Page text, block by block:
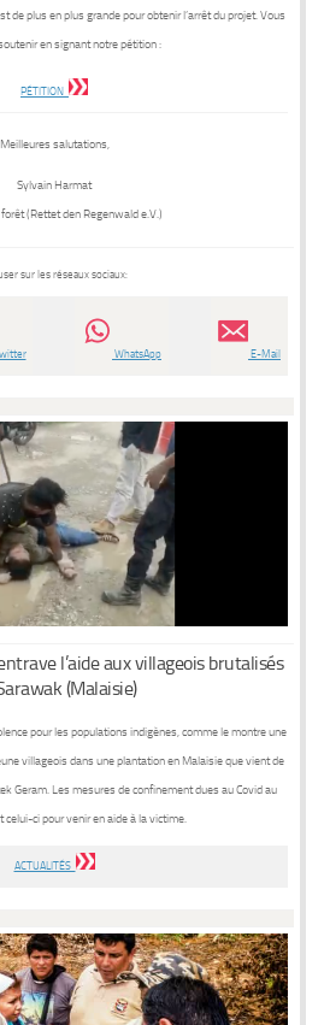
de plus en plus grandepour obtenir l’arrêt du projet. Vous
en signant notre pétition :
PÉTITION
Meilleures salutations,
Sylvain Harmat
(Rettet den Regenwald e.V.)
sur les réseaux sociaux:
WhatsApp E-Mail
l’aide aux villageois brutalisés
(Malaisie)
pour les populations indigènes, comme le montre une
villageois dans une plantation en Malaisie que vient de
Geram. Les mesures de confinement dues au Covid au
celui-ci pour venir en aide à la victime.
ACTUALITÉS